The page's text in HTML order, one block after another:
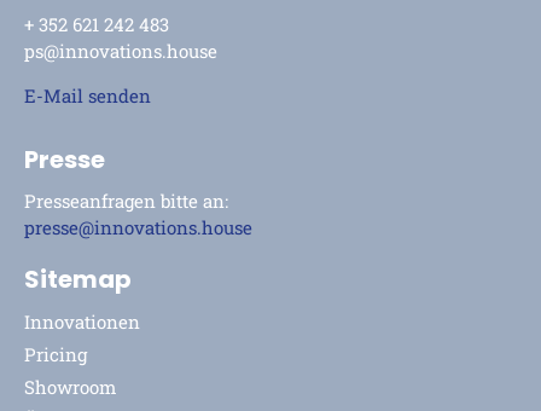
+ 352 621 242 483
ps@innovations.house
E-Mail senden
Presse
Presseanfragen bitte an:
presse@innovations.house
Sitemap
Innovationen
Pricing
Showroom